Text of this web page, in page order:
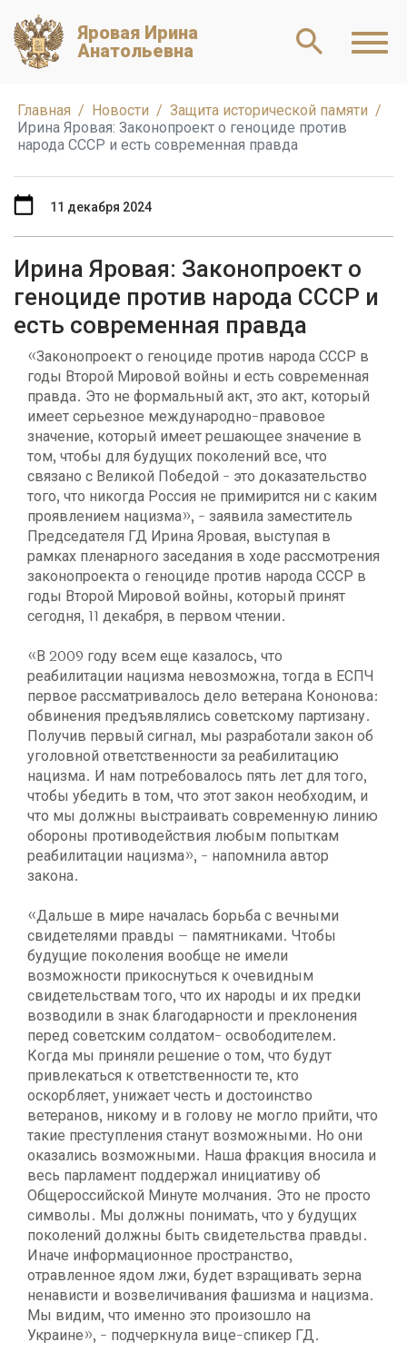
Яровая Ирина
Анатольевна
Главная Новости
Защита исторической памяти
Ирина Яровая: Законопроект о геноциде против
народа СССР и есть современная правда
Ирина Яровая: Законопроект о
геноциде против народа СССР и
есть современная правда
11 декабря 2024
«Законопроект о геноциде против народа СССР в
годы Второй Мировой войны и есть современная
правда. Это не формальный акт, это акт, который
имеет серьезное международно-правовое
значение, который имеет решающее значение в
том, чтобы для будущих поколений все, что
связано с Великой Победой - это доказательство
того, что никогда Россия не примирится ни с каким
проявлением нацизма», - заявила заместитель
Председателя ГД Ирина Яровая, выступая в
рамках пленарного заседания в ходе рассмотрения
законопроекта о геноциде против народа СССР в
годы Второй Мировой войны, который принят
сегодня, 11 декабря, в первом чтении.
«В 2009 году всем еще казалось, что
реабилитации нацизма невозможна, тогда в ЕСПЧ
первое рассматривалось дело ветерана Кононова:
обвинения предъявлялись советскому партизану.
Получив первый сигнал, мы разработали закон об
уголовной ответственности за реабилитацию
нацизма. И нам потребовалось пять лет для того,
чтобы убедить в том, что этот закон необходим, и
что мы должны выстраивать современную линию
обороны противодействия любым попыткам
реабилитации нацизма», - напомнила автор
закона.
«Дальше в мире началась борьба с вечными
свидетелями правды – памятниками. Чтобы
будущие поколения вообще не имели
возможности прикоснуться к очевидным
свидетельствам того, что их народы и их предки
возводили в знак благодарности и преклонения
перед советским солдатом- освободителем.
Когда мы приняли решение о том, что будут
привлекаться к ответственности те, кто
оскорбляет, унижает честь и достоинство
ветеранов, никому и в голову не могло прийти, что
такие преступления станут возможными. Но они
оказались возможными. Наша фракция вносила и
весь парламент поддержал инициативу об
Общероссийской Минуте молчания. Это не просто
символы. Мы должны понимать, что у будущих
поколений должны быть свидетельства правды.
Иначе информационное пространство,
отравленное ядом лжи, будет взращивать зерна
ненависти и возвеличивания фашизма и нацизма.
Мы видим, что именно это произошло на
Украине», - подчеркнула вице-спикер ГД.